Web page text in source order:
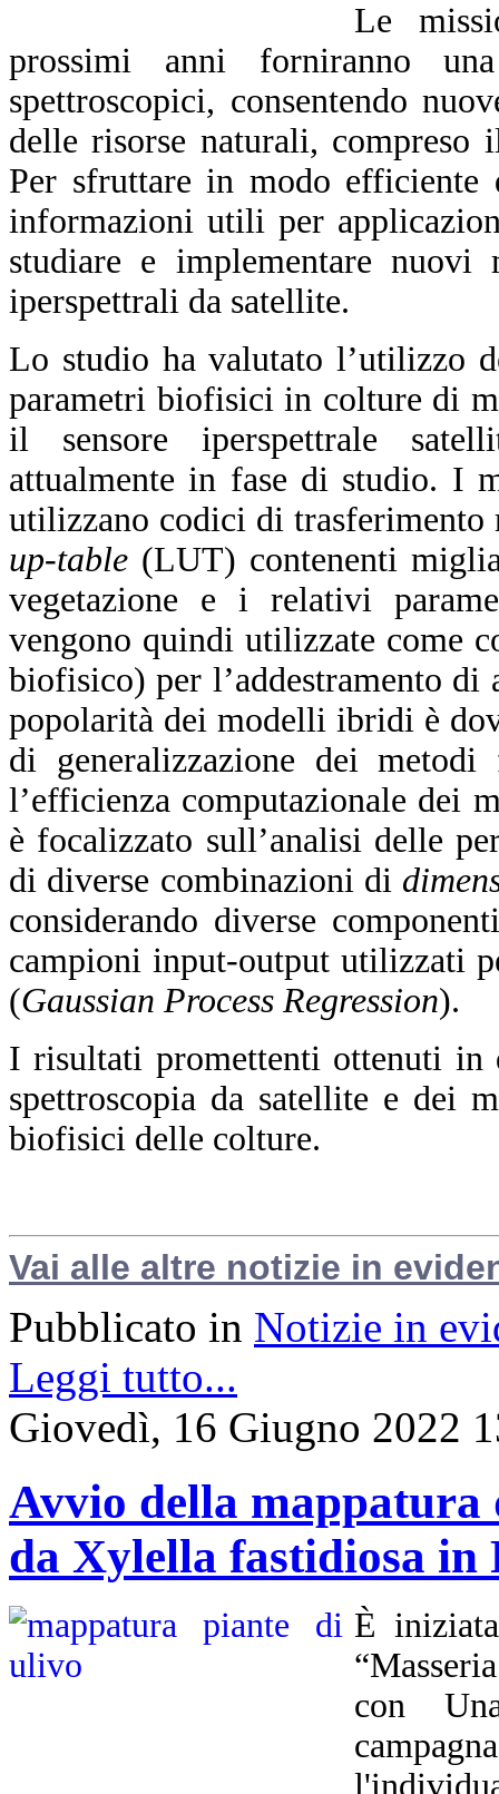
Le
prossimi anni forniranno
spettroscopici, consentendo
delle risorse naturali, compreso
Per sfruttare in modo
informazioni utili per
studiare e implementare
iperspettrali da satellite.
Lo studio ha valutato l’utilizzo
parametri biofisici in colture di
il sensore iperspettrale
attualmente in fase di studio. I
utilizzano codici di
up-table (LUT) contenenti
vegetazione e i relativi
vengono quindi utilizzate come
biofisico) per l’addestramento
popolarità dei modelli ibridi è
di generalizzazione dei
l’efficienza computazionale dei
è focalizzato sull’analisi delle
di diverse combinazioni di
considerando diverse
campioni input-output utilizzati
(Gaussian Process Regression).
I risultati promettenti ottenuti in
spettroscopia da satellite e dei
biofisici delle colture.
Vai alle altre notizie in
Pubblicato in Notizie in
Leggi tutto...
Giovedì, 16 Giugno 2022
Avvio della
da Xylella fastidiosa in
È
con